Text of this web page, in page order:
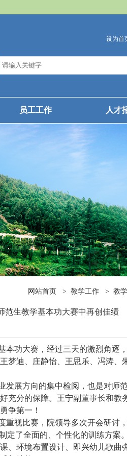
设为首
员工工作 人才
网站首页 > 教学工作 > 教
生教学基本功大赛中再创佳绩
本功大赛，经过三天的激烈角逐
梦迪、庄静怡、王思乐、冯涛、
发展方向的集中检阅，也是对师
充分的保障。王宁副董事长和教
争第一！
重视比赛，院领导多次开会研讨
定了全面的、个性化的训练方案
、环境布置设计、即兴幼儿歌曲